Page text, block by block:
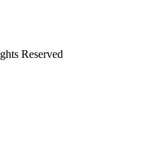
Reserved